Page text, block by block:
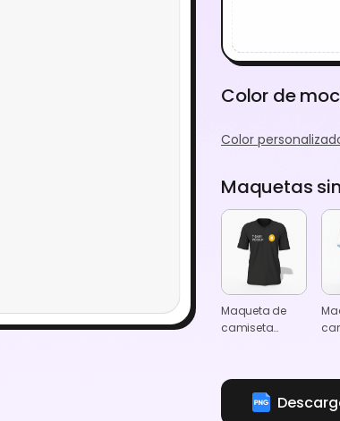
Color de
Color
Maquetas
Maqueta de
camiseta